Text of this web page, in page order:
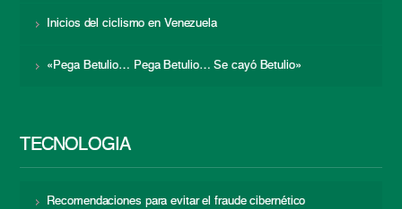
Inicios del ciclismo en Venezuela
«Pega Betulio… Pega Betulio… Se cayó Betulio»
TECNOLOGÍA
Recomendaciones para evitar el fraude cibernético